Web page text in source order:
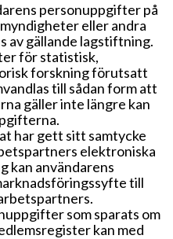
personuppgifter på
eller andra
av gällande lagstiftning.
för statistisk,
forskning förutsatt
till sådan form att
gäller inte längre kan
har gett sitt samtycke
elektroniska
kan användarens
till
som sparats om
kan med